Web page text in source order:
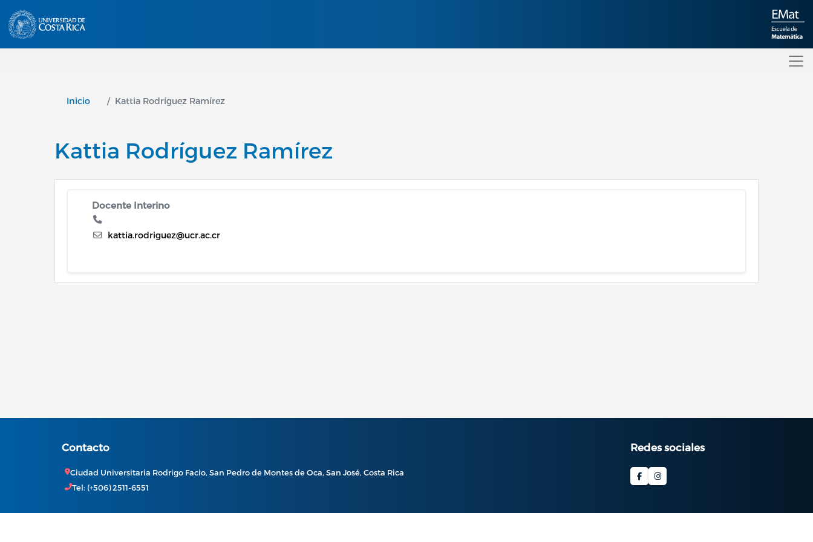
Inicio Kattia Rodríguez Ramírez
Kattia Rodríguez Ramírez
Docente Interino
kattia.rodriguez@ucr.ac.cr
Contacto
Ciudad Universitaria Rodrigo Facio, San Pedro de Montes de Oca, San José, Costa Rica
Tel: (+506) 2511-6551
Redes sociales